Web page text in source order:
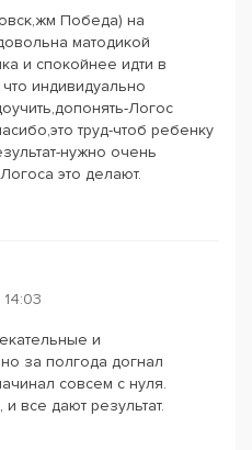
Победа) на
матодикой
и спокойнее идти в
индивидуально
Логос
труд-чтоб ребенку
нужно очень
это делают.
и
за полгода догнал
совсем с нуля.
все дают результат.